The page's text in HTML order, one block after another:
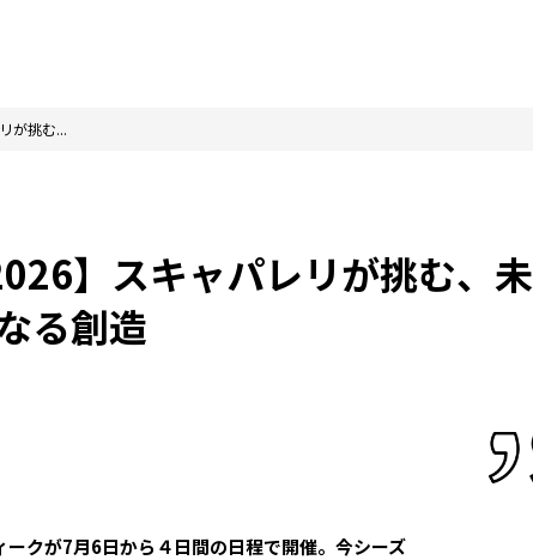
が挑む...
】スキャパレリが挑む、未
る創造
クが7月6日から４日間の日程で開催。今シーズ